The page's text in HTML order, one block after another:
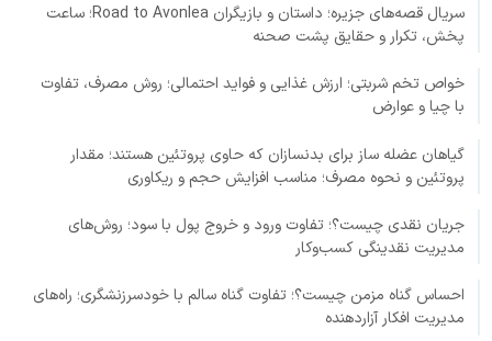
سریال قصه‌های جزیره؛ داستان و بازیگران Road to Avonlea؛ ساعت
پخش، تکرار و حقایق پشت صحنه
خواص تخم شربتی؛ ارزش غذایی و فواید احتمالی؛ روش مصرف، تفاوت
با چیا و عوارض
گیاهان عضله ساز برای بدنسازان که حاوی پروتئین هستند؛ مقدار
پروتئین و نحوه مصرف؛ مناسب افزایش حجم و ریکاوری
جریان نقدی چیست؟؛ تفاوت ورود و خروج پول با سود؛ روش‌های
مدیریت نقدینگی کسب‌وکار
احساس گناه مزمن چیست؟؛ تفاوت گناه سالم با خودسرزنشگری؛ راه‌های
مدیریت افکار آزاردهنده